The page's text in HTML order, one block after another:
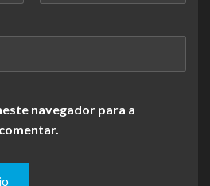
navegador para a